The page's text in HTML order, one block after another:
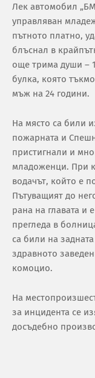
Лек автомобил
управляван
пътното платно,
блъснал в
още трима души –
булка, която
мъж на 24 години.
На място са били
пожарната и
пристигнали и
младоженци. При
водачът, който е
Пътуващият до
рана на главата и
прегледа в
са били на
здравното
комоцио.
На
за инцидента се
досъдебно